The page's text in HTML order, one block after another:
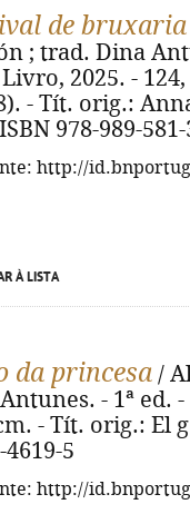
de bruxaria
; trad. Dina
2025. -
- Tít. orig.:
978-989-581-
http://
À LISTA
da princesa /
- 1ª ed.
- Tít. orig.: El
4619-5
http://